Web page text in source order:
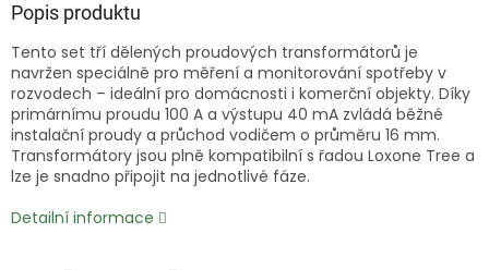
Popis produktu
Tento set tří dělených proudových transformátorů je
navržen speciálně pro měření a monitorování spotřeby v
rozvodech – ideální pro domácnosti i komerční objekty. Díky
primárnímu proudu 100 A a výstupu 40 mA zvládá běžné
instalační proudy a průchod vodičem o průměru 16 mm.
Transformátory jsou plně kompatibilní s řadou Loxone Tree a
lze je snadno připojit na jednotlivé fáze.
Detailní informace